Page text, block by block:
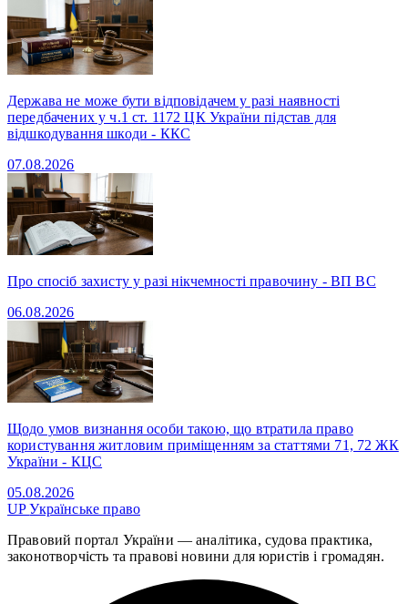
Держава не може бути відповідачем у разі наявності
передбачених у ч.1 ст. 1172 ЦК України підстав для
відшкодування шкоди - ККС
07.08.2026
Про спосіб захисту у разі нікчемності правочину - ВП ВС
06.08.2026
Щодо умов визнання особи такою, що втратила право
користування житловим приміщенням за статтями 71, 72 ЖК
України - КЦС
05.08.2026
UPУкраїнське право
Правовий портал України — аналітика, судова практика,
законотворчість та правові новини для юристів і громадян.